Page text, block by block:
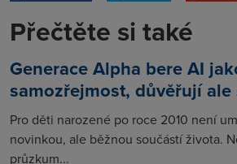
Přečtěte si také
Generace Alpha bere AI
samozřejmost, důvěřují
Pro děti narozené po roce 2010 není
novinkou, ale běžnou součástí života.
průzkum...